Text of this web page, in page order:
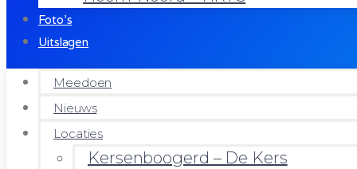
Foto’s
Uitslagen
Meedoen
Nieuws
Locaties
Kersenboogerd – De Kers